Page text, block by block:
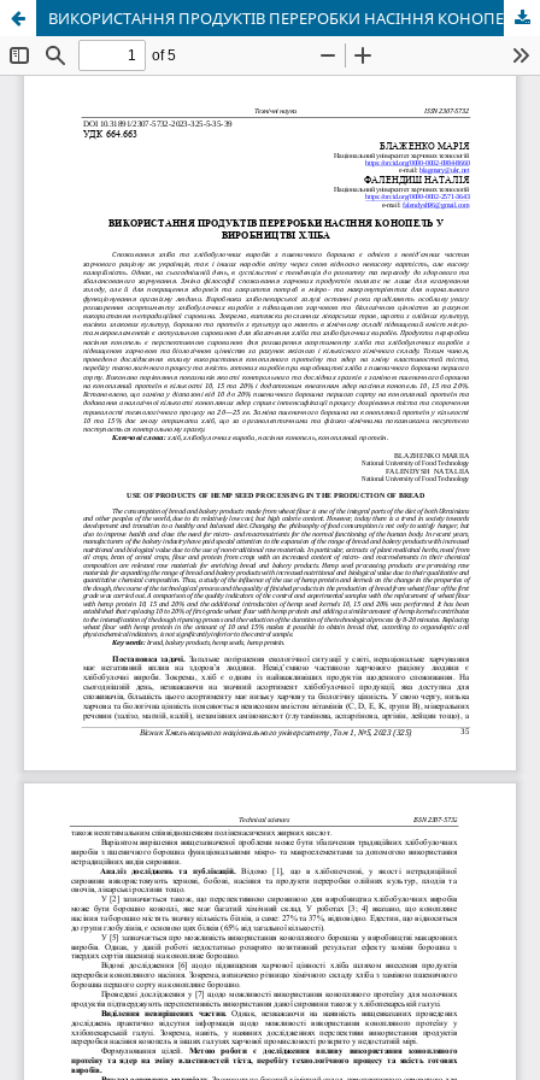
ВИКОРИСТАННЯ ПРОДУКТІВ ПЕРЕРОБКИ НАСІННЯ КОНОПЕЛЬ У ВИРОБНИЦТВІ ХЛІБА